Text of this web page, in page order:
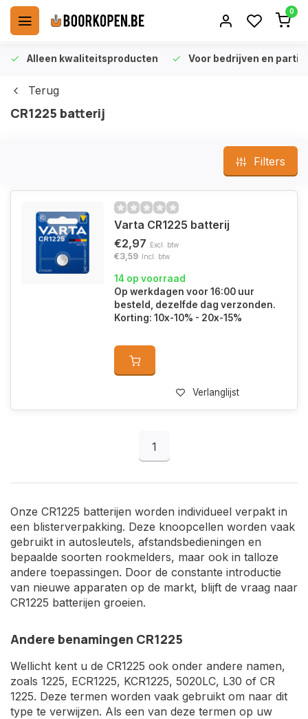
0
Alleen kwaliteitsproducten Voor bedrijven en
Terug
CR1225 batterij
Filters
Varta CR1225 batterij
€2,97 Excl. btw
€3,59 Incl. btw
14 op voorraad
Op werkdagen voor 16:00 uur
besteld, dezelfde dag verzonden.
Korting: 10x-10% - 20x-15%
Verlanglijst
1
Onze CR1225 batterijen worden individueel verpakt in
een blisterverpakking. Deze knoopcellen worden vaak
gebruikt in autosleutels, afstandsbedieningen en
bepaalde soorten rookmelders, maar ook in talloze
andere toepassingen. Door de constante introductie
van nieuwe apparaten op de markt, blijft de vraag naar
CR1225 batterijen groeien.
Andere benamingen CR1225
Wellicht kent u de CR1225 ook onder andere namen,
zoals 1225, ECR1225, KCR1225, 5020LC, L30 of CR
1225. Deze termen worden vaak gebruikt om naar dit
type te verwijzen. Als een van deze termen op uw